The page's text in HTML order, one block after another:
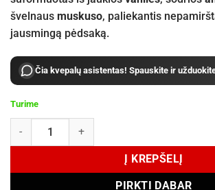
švelnaus muskuso, paliekantis
jausmingą pėdsaką.
Čia kvepalų asistentas! Spauskite ir
Turime
produkto kiekis: Ex Nihilo EXPLICITE Eau de
Į KREPŠELĮ
PIRKTI DABAR